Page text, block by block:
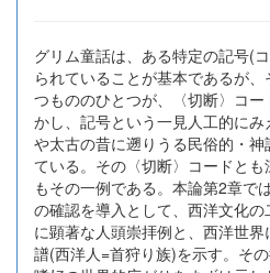
グリム童話は、ある特定の記号(
られていることが基本であるが
つもののひとつが、〈切断〉コ
かし、記号という一見人工的に
や太古の昔に遡りうる民俗的・
ている。その〈切断〉コードと
もその一例である。本論第2章で
の確認を導入として、西洋文化
に顕著な人頭崇拝例と、西洋世
譜(西洋人=首狩り族)を示す。そ